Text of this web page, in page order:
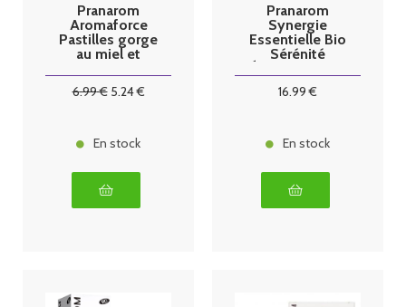
Pranarom
Aromaforce
Pastilles gorge
au miel et
6.99€ 5.24€
En stock
Pranarom
Synergie
Essentielle Bio
Sérénité
16.99 €
En stock